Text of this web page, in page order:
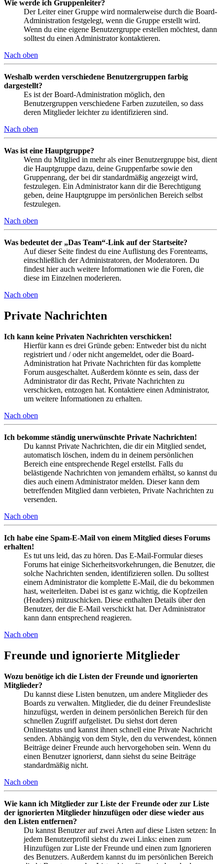
Wie werde ich Gruppenleiter?
Der Leiter einer Gruppe wird normalerweise durch die Board-
Administration festgelegt, wenn die Gruppe erstellt wird.
Wenn du eine eigene Benutzergruppe erstellen möchtest, dann
solltest du einen Administrator kontaktieren.
Nach oben
Weshalb werden verschiedene Benutzergruppen farbig
dargestellt?
Es ist der Board-Administration möglich, den
Benutzergruppen verschiedene Farben zuzuteilen, so dass
deren Mitglieder leichter zu identifizieren sind.
Nach oben
Was ist eine Hauptgruppe?
Wenn du Mitglied in mehr als einer Benutzergruppe bist, dient
die Hauptgruppe dazu, deine Gruppenfarbe sowie den
Gruppenrang, der bei dir standardmäßig angezeigt wird,
festzulegen. Ein Administrator kann dir die Berechtigung
geben, deine Hauptgruppe im persönlichen Bereich selbst
festzulegen.
Nach oben
Was bedeutet der „Das Team“-Link auf der Startseite?
Auf dieser Seite findest du eine Auflistung des Forenteams,
einschließlich der Administratoren, der Moderatoren. Du
findest hier auch weitere Informationen wie die Foren, die
diese im Einzelnen moderieren.
Nach oben
Private Nachrichten
Ich kann keine Privaten Nachrichten verschicken!
Hierfür kann es drei Gründe geben: Entweder bist du nicht
registriert und / oder nicht angemeldet, oder die Board-
Administration hat Private Nachrichten für das komplette
Forum ausgeschaltet. Außerdem könnte es sein, dass der
Administrator dir das Recht, Private Nachrichten zu
verschicken, entzogen hat. Kontaktiere einen Administrator,
um weitere Informationen zu erhalten.
Nach oben
Ich bekomme ständig unerwünschte Private Nachrichten!
Du kannst Private Nachrichten, die dir ein Mitglied sendet,
automatisch löschen, indem du in deinem persönlichen
Bereich eine entsprechende Regel erstellst. Falls du
belästigende Nachrichten von jemandem erhältst, so kannst du
dies auch einem Administrator melden. Dieser kann dem
betreffenden Mitglied dann verbieten, Private Nachrichten zu
versenden.
Nach oben
Ich habe eine Spam-E-Mail von einem Mitglied dieses Forums
erhalten!
Es tut uns leid, das zu hören. Das E-Mail-Formular dieses
Forums hat einige Sicherheitsvorkehrungen, die Benutzer, die
solche Nachrichten senden, identifizieren sollen. Du solltest
einem Administrator die komplette E-Mail, die du bekommen
hast, weiterleiten. Dabei ist es ganz wichtig, die Kopfzeilen
(Headers) mitzuschicken. Diese enthalten Details über den
Benutzer, der die E-Mail verschickt hat. Der Administrator
kann dann entsprechend reagieren.
Nach oben
Freunde und ignorierte Mitglieder
Wozu benötige ich die Listen der Freunde und ignorierten
Mitglieder?
Du kannst diese Listen benutzen, um andere Mitglieder des
Boards zu verwalten. Mitglieder, die du deiner Freundesliste
hinzufügst, werden in deinem persönlichen Bereich für den
schnellen Zugriff aufgelistet. Du siehst dort deren
Onlinestatus und kannst ihnen schnell eine Private Nachricht
senden. Abhängig von dem Style, den du verwendest, können
Beiträge deiner Freunde auch hervorgehoben sein. Wenn du
einen Benutzer ignorierst, dann siehst du seine Beiträge
standardmäßig nicht.
Nach oben
Wie kann ich Mitglieder zur Liste der Freunde oder zur Liste
der ignorierten Mitglieder hinzufügen oder diese wieder aus
den Listen entfernen?
Du kannst Benutzer auf zwei Arten auf diese Listen setzen: In
jedem Benutzerprofil siehst du zwei Links: einen zum
Hinzufügen zur Liste der Freunde und einen zum Ignorieren
des Benutzers. Außerdem kannst du im persönlichen Bereich